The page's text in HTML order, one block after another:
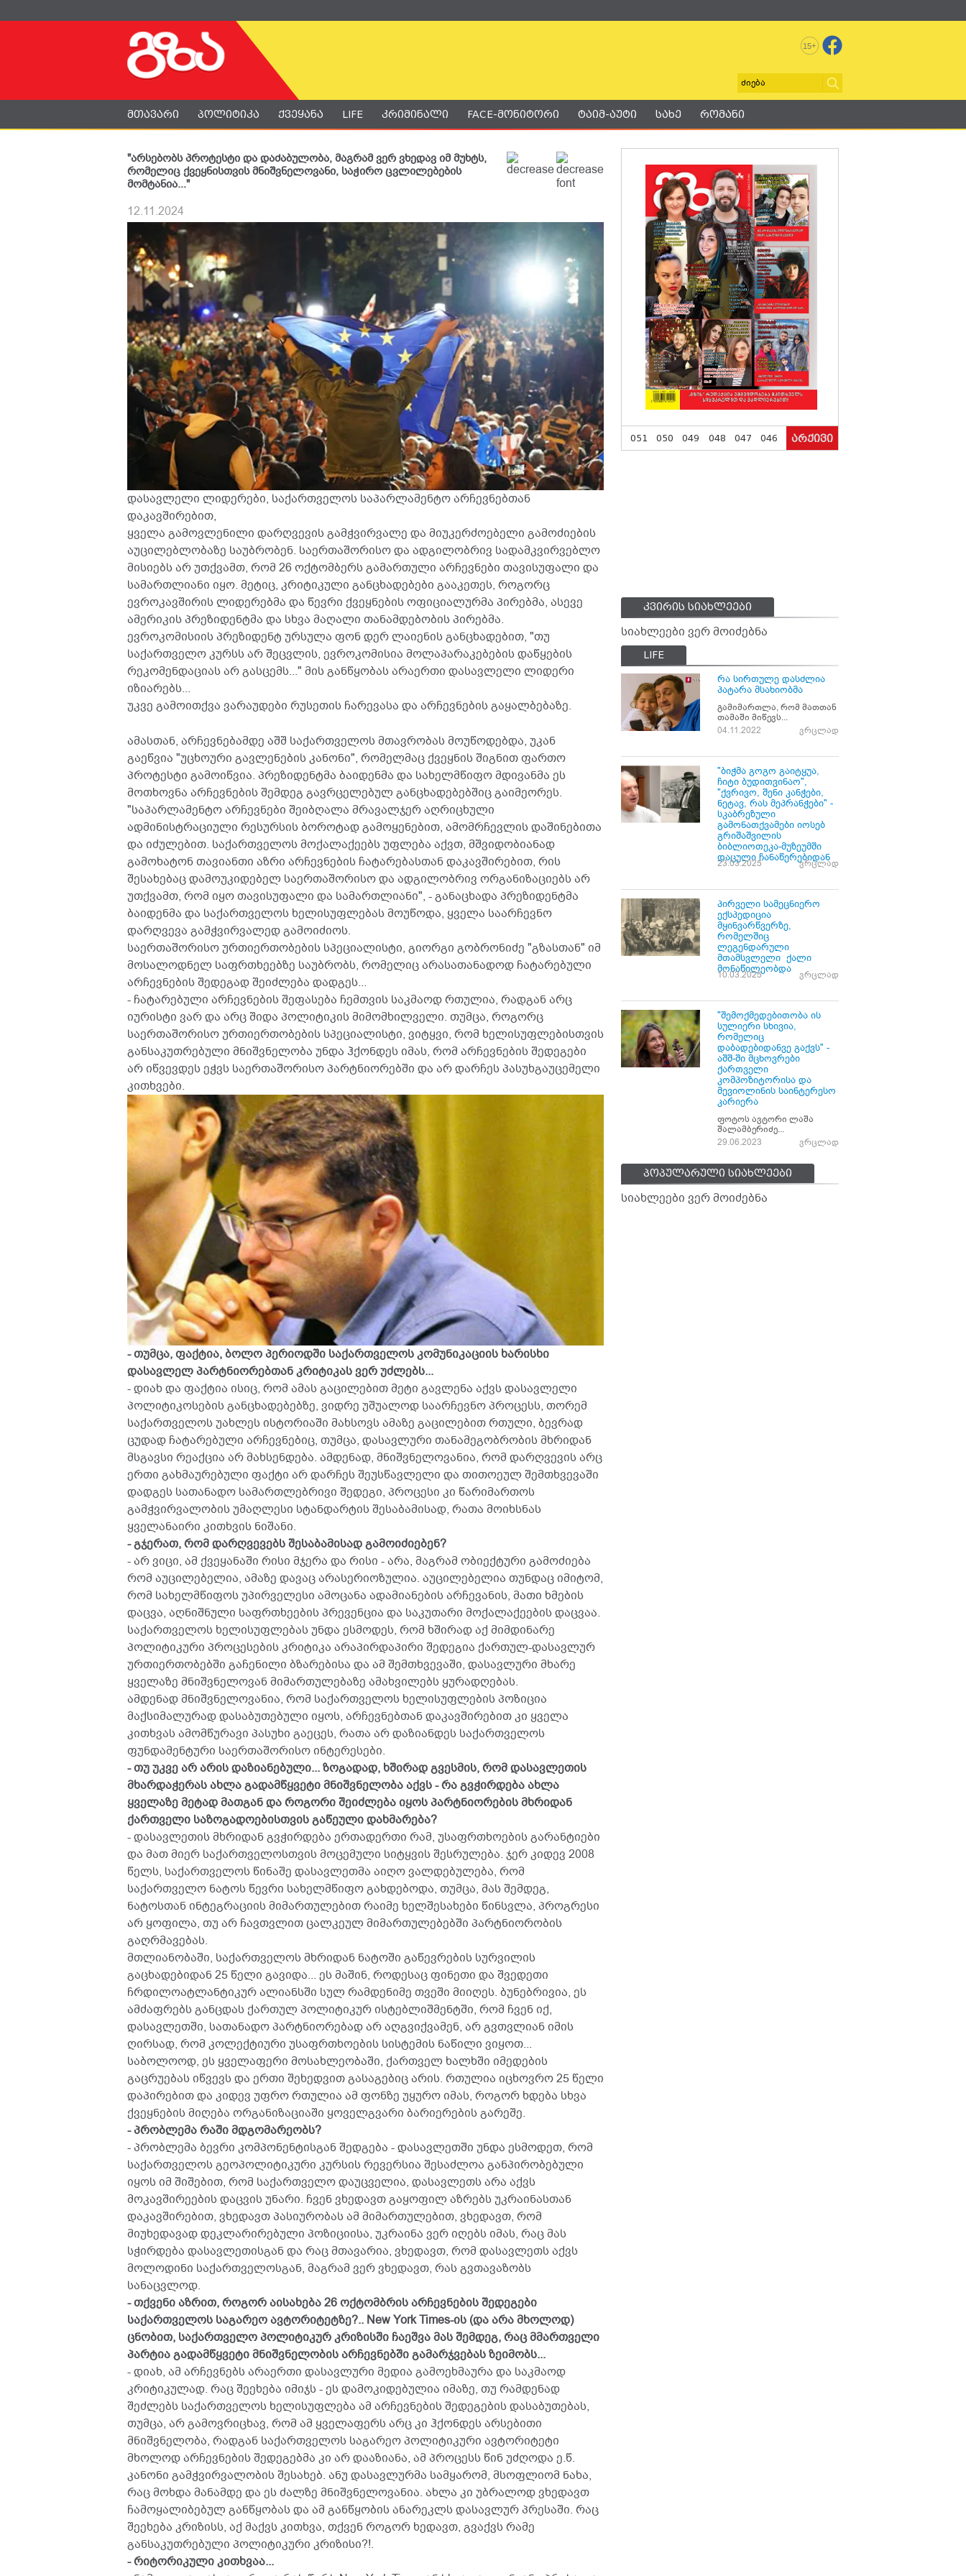
15+
მთავარი პოლიტიკა ქვეყანა LIFE კრიმინალი FACE-მონიტორი ტაიმ-აუტი სახე რომანი
"არსებობს პროტესტი და დაძაბულობა, მაგრამ ვერ ვხედავ იმ მუხტს,
რომელიც ქვეყნისთვის მნიშვნელოვანი, საჭირო ცვლილებების
მომტანია..."
12.11.2024
დასავლელი ლიდერები, საქართველოს საპარლამენტო არჩევნებთან
დაკავშირებით,
ყველა გამოვლენილი დარღვევის გამჭვირვალე და მიუკერძოებელი გამოძიების
აუცილებლობაზე საუბრობენ. საერთაშორისო და ადგილობრივ სადამკვირვებლო
მისიებს არ უთქვამთ, რომ 26 ოქტომბერს გამართული არჩევნები თავისუფალი და
სამართლიანი იყო. მეტიც, კრიტიკული განცხადებები გააკეთეს, როგორც
ევროკავშირის ლიდერებმა და წევრი ქვეყნების ოფიციალურმა პირებმა, ასევე
ამერიკის პრეზიდენტმა და სხვა მაღალი თანამდებობის პირებმა.
ევროკომისიის პრეზიდენტ ურსულა ფონ დერ ლაიენის განცხადებით, "თუ
საქართველო კურსს არ შეცვლის, ევროკომისია მოლაპარაკებების დაწყების
რეკომენდაციას არ გასცემს..." მის განწყობას არაერთი დასავლელი ლიდერი
იზიარებს...
უკვე გამოითქვა ვარაუდები რუსეთის ჩარევასა და არჩევნების გაყალბებაზე.
ამასთან, არჩევნებამდე აშშ საქართველოს მთავრობას მოუწოდებდა, უკან
გაეწვია "უცხოური გავლენების კანონი", რომელმაც ქვეყნის შიგნით ფართო
პროტესტი გამოიწვია. პრეზიდენტმა ბაიდენმა და სახელმწიფო მდივანმა ეს
მოთხოვნა არჩევნების შემდეგ გავრცელებულ განცხადებებშიც გაიმეორეს.
"საპარლამენტო არჩევნები შეიბღალა მრავალჯერ აღრიცხული
ადმინისტრაციული რესურსის ბოროტად გამოყენებით, ამომრჩევლის დაშინებითა
და იძულებით. საქართველოს მოქალაქეებს უფლება აქვთ, მშვიდობიანად
გამოხატონ თავიანთი აზრი არჩევნების ჩატარებასთან დაკავშირებით, რის
შესახებაც დამოუკიდებელ საერთაშორისო და ადგილობრივ ორგანიზაციებს არ
უთქვამთ, რომ იყო თავისუფალი და სამართლიანი", - განაცხადა პრეზიდენტმა
ბაიდენმა და საქართველოს ხელისუფლებას მოუწოდა, ყველა საარჩევნო
დარღვევა გამჭვირვალედ გამოიძიოს.
საერთაშორისო ურთიერთობების სპეციალისტი, გიორგი გობრონიძე "გზასთან" იმ
მოსალოდნელ საფრთხეებზე საუბრობს, რომელიც არასათანადოდ ჩატარებული
არჩევნების შედეგად შეიძლება დადგეს...
- ჩატარებული არჩევნების შეფასება ჩემთვის საკმაოდ რთულია, რადგან არც
იურისტი ვარ და არც შიდა პოლიტიკის მიმომხილველი. თუმცა, როგორც
საერთაშორისო ურთიერთობების სპეციალისტი, ვიტყვი, რომ ხელისუფლებისთვის
განსაკუთრებული მნიშვნელობა უნდა ჰქონდეს იმას, რომ არჩევნების შედეგები
არ იწვევდეს ეჭვს საერთაშორისო პარტნიორებში და არ დარჩეს პასუხგაუცემელი
კითხვები.
- თუმცა, ფაქტია, ბოლო პერიოდში საქართველოს კომუნიკაციის ხარისხი
დასავლელ პარტნიორებთან კრიტიკას ვერ უძლებს...
- დიახ და ფაქტია ისიც, რომ ამას გაცილებით მეტი გავლენა აქვს დასავლელი
პოლიტიკოსების განცხადებებზე, ვიდრე უშუალოდ საარჩევნო პროცესს, თორემ
საქართველოს უახლეს ისტორიაში მახსოვს ამაზე გაცილებით რთული, ბევრად
ცუდად ჩატარებული არჩევნებიც, თუმცა, დასავლური თანამეგობრობის მხრიდან
მსგავსი რეაქცია არ მახსენდება. ამდენად, მნიშვნელოვანია, რომ დარღვევის არც
ერთი გახმაურებული ფაქტი არ დარჩეს შეუსწავლელი და თითოეულ შემთხვევაში
დადგეს სათანადო სამართლებრივი შედეგი, პროცესი კი წარიმართოს
გამჭვირვალობის უმაღლესი სტანდარტის შესაბამისად, რათა მოიხსნას
ყველანაირი კითხვის ნიშანი.
- გჯერათ, რომ დარღვევებს შესაბამისად გამოიძიებენ?
- არ ვიცი, ამ ქვეყანაში რისი მჯერა და რისი - არა, მაგრამ ობიექტური გამოძიება
რომ აუცილებელია, ამაზე დავაც არასერიოზულია. აუცილებელია თუნდაც იმიტომ,
რომ სახელმწიფოს უპირველესი ამოცანა ადამიანების არჩევანის, მათი ხმების
დაცვა, აღნიშნული საფრთხეების პრევენცია და საკუთარი მოქალაქეების დაცვაა.
საქართველოს ხელისუფლებას უნდა ესმოდეს, რომ ხშირად აქ მიმდინარე
პოლიტიკური პროცესების კრიტიკა არაპირდაპირი შედეგია ქართულ-დასავლურ
ურთიერთობებში გაჩენილი ბზარებისა და ამ შემთხვევაში, დასავლური მხარე
ყველაზე მნიშვნელოვან მიმართულებაზე ამახვილებს ყურადღებას.
ამდენად მნიშვნელოვანია, რომ საქართველოს ხელისუფლების პოზიცია
მაქსიმალურად დასაბუთებული იყოს, არჩევნებთან დაკავშირებით კი ყველა
კითხვას ამომწურავი პასუხი გაეცეს, რათა არ დაზიანდეს საქართველოს
ფუნდამენტური საერთაშორისო ინტერესები.
- თუ უკვე არ არის დაზიანებული... ზოგადად, ხშირად გვესმის, რომ დასავლეთის
მხარდაჭერას ახლა გადამწყვეტი მნიშვნელობა აქვს - რა გვჭირდება ახლა
ყველაზე მეტად მათგან და როგორი შეიძლება იყოს პარტნიორების მხრიდან
ქართველი საზოგადოებისთვის გაწეული დახმარება?
- დასავლეთის მხრიდან გვჭირდება ერთადერთი რამ, უსაფრთხოების გარანტიები
და მათ მიერ საქართველოსთვის მოცემული სიტყვის შესრულება. ჯერ კიდევ 2008
წელს, საქართველოს წინაშე დასავლეთმა აიღო ვალდებულება, რომ
საქართველო ნატოს წევრი სახელმწიფო გახდებოდა, თუმცა, მას შემდეგ,
ნატოსთან ინტეგრაციის მიმართულებით რაიმე ხელშესახები წინსვლა, პროგრესი
არ ყოფილა, თუ არ ჩავთვლით ცალკეულ მიმართულებებში პარტნიორობის
გაღრმავებას.
მთლიანობაში, საქართველოს მხრიდან ნატოში გაწევრების სურვილის
გაცხადებიდან 25 წელი გავიდა... ეს მაშინ, როდესაც ფინეთი და შვედეთი
ჩრდილოატლანტიკურ ალიანსში სულ რამდენიმე თვეში მიიღეს. ბუნებრივია, ეს
ამძაფრებს განცდას ქართულ პოლიტიკურ ისტებლიშმენტში, რომ ჩვენ იქ,
დასავლეთში, სათანადო პარტნიორებად არ აღგვიქვამენ, არ გვთვლიან იმის
ღირსად, რომ კოლექტიური უსაფრთხოების სისტემის ნაწილი ვიყოთ...
საბოლოოდ, ეს ყველაფერი მოსახლეობაში, ქართველ ხალხში იმედების
გაცრუებას იწვევს და ერთი შეხედვით გასაგებიც არის. რთულია იცხოვრო 25 წელი
დაპირებით და კიდევ უფრო რთულია ამ ფონზე უყურო იმას, როგორ ხდება სხვა
ქვეყნების მიღება ორგანიზაციაში ყოველგვარი ბარიერების გარეშე.
- პრობლემა რაში მდგომარეობს?
- პრობლემა ბევრი კომპონენტისგან შედგება - დასავლეთში უნდა ესმოდეთ, რომ
საქართველოს გეოპოლიტიკური კურსის რევერსია შესაძლოა განპირობებული
იყოს იმ შიშებით, რომ საქართველო დაუცველია, დასავლეთს არა აქვს
მოკავშირეების დაცვის უნარი. ჩვენ ვხედავთ გაყოფილ აზრებს უკრაინასთან
დაკავშირებით, ვხედავთ პასიურობას ამ მიმართულებით, ვხედავთ, რომ
მიუხედავად დეკლარირებული პოზიციისა, უკრაინა ვერ იღებს იმას, რაც მას
სჭირდება დასავლეთისგან და რაც მთავარია, ვხედავთ, რომ დასავლეთს აქვს
მოლოდინი საქართველოსგან, მაგრამ ვერ ვხედავთ, რას გვთავაზობს
სანაცვლოდ.
- თქვენი აზრით, როგორ აისახება 26 ოქტომბრის არჩევნების შედეგები
საქართველოს საგარეო ავტორიტეტზე?.. New York Times-ის (და არა მხოლოდ)
ცნობით, საქართველო პოლიტიკურ კრიზისში ჩაეშვა მას შემდეგ, რაც მმართველი
პარტია გადამწყვეტი მნიშვნელობის არჩევნებში გამარჯვებას ზეიმობს...
- დიახ, ამ არჩევნებს არაერთი დასავლური მედია გამოეხმაურა და საკმაოდ
კრიტიკულად. რაც შეეხება იმიჯს - ეს დამოკიდებულია იმაზე, თუ რამდენად
შეძლებს საქართველოს ხელისუფლება ამ არჩევნების შედეგების დასაბუთებას,
თუმცა, არ გამოვრიცხავ, რომ ამ ყველაფერს არც კი ჰქონდეს არსებითი
მნიშვნელობა, რადგან საქართველოს საგარეო პოლიტიკური ავტორიტეტი
მხოლოდ არჩევნების შედეგებმა კი არ დააზიანა, ამ პროცესს წინ უძღოდა ე.წ.
კანონი გამჭვირვალობის შესახებ. ანუ დასავლურმა სამყარომ, მსოფლიომ ნახა,
რაც მოხდა მანამდე და ეს ძალზე მნიშვნელოვანია. ახლა კი უბრალოდ ვხედავთ
ჩამოყალიბებულ განწყობას და ამ განწყობის ანარეკლს დასავლურ პრესაში. რაც
შეეხება კრიზისს, აქ მაქვს კითხვა, თქვენ როგორ ხედავთ, გვაქვს რამე
განსაკუთრებული პოლიტიკური კრიზისი?!.
- რიტორიკული კითხვაა...
051 050 049 048 047 046 არქივი
კვირის სიახლეები
სიახლეები ვერ მოიძებნა
LIFE
რა სირთულე დასძლია
პატარა მსახიობმა
გამიმართლა, რომ მათთან
თამაში მიწევს...
04.11.2022
ვრცლად
"ბიჭმა გოგო გაიტყუა,
ჩიტი ბუდითვინაო",
"ქვრივო, შენი კანჭები,
ნეტავ, რას მეპრანჭები" -
სკაბრეზული
გამონათქვამები იოსებ
გრიშაშვილის
ბიბლიოთეკა-მუზეუმში
დაცული ჩანაწერებიდან
23.03.2025 ვრცლად
პირველი სამეცნიერო
ექსპედიცია
მყინვარწვერზე,
რომელშიც
ლეგენდარული
მთამსვლელი ქალი
მონაწილეობდა
10.03.2025 ვრცლად
"შემოქმედებითობა ის
სულიერი სხივია,
რომელიც
დაბადებიდანვე გაქვს" -
აშშ-ში მცხოვრები
ქართველი
კომპოზიტორისა და
მევიოლინის საინტერესო
კარიერა
ფოტოს ავტორი ლაშა
შალამბერიძე...
29.06.2023
ვრცლად
პოპულარული სიახლეები
სიახლეები ვერ მოიძებნა